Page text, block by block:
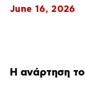
June 16, 2026
Η ανάρτηση